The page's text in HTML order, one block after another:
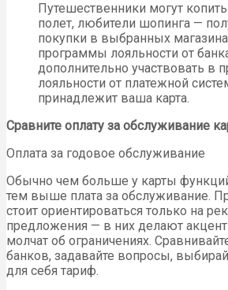
Путешественники могут
полет, любители шопинга —
покупки в выбранных
программы лояльности от
дополнительно участвовать в
лояльности от платежной
принадлежит ваша карта.
Сравните оплату за обслуживание
Оплата за годовое обслуживание
Обычно чем больше у карты
тем выше плата за обслуживание.
стоит ориентироваться только на
предложения — в них делают
молчат об ограничениях.
банков, задавайте вопросы,
для себя тариф.